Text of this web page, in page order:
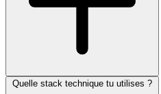
Quelle stack technique tu utilises ?